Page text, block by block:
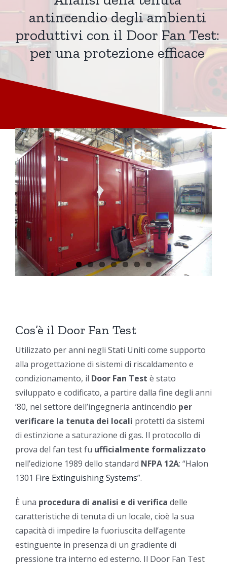
antincendio degli ambienti
produttivi con il Door Fan Test:
per una protezione efficace
Cos’è il Door Fan Test
Utilizzato per anni negli Stati Uniti come supporto
alla progettazione di sistemi di riscaldamento e
condizionamento, il Door Fan Test è stato
sviluppato e codificato, a partire dalla fine degli anni
’80, nel settore dell’ingegneria antincendio per
verificare la tenuta dei locali protetti da sistemi
di estinzione a saturazione di gas. Il protocollo di
prova del fan test fu ufficialmente formalizzato
nell’edizione 1989 dello standard NFPA 12A: “Halon
1301 Fire Extinguishing Systems”.
È una procedura di analisi e di verifica delle
caratteristiche di tenuta di un locale, cioè la sua
capacità di impedire la fuoriuscita dell’agente
estinguente in presenza di un gradiente di
pressione tra interno ed esterno. Il Door Fan Test